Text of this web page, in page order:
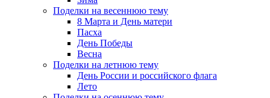
Поделки на весеннюю тему
8 Марта и День матери
Пасха
День Победы
Весна
Поделки на летнюю тему
День России и российского флага
Лето